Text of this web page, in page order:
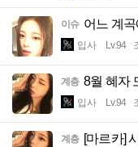
이슈 어느 계
입사 Lv.94
계층 8월 혜자
입사 Lv.94
계층 [마르카]